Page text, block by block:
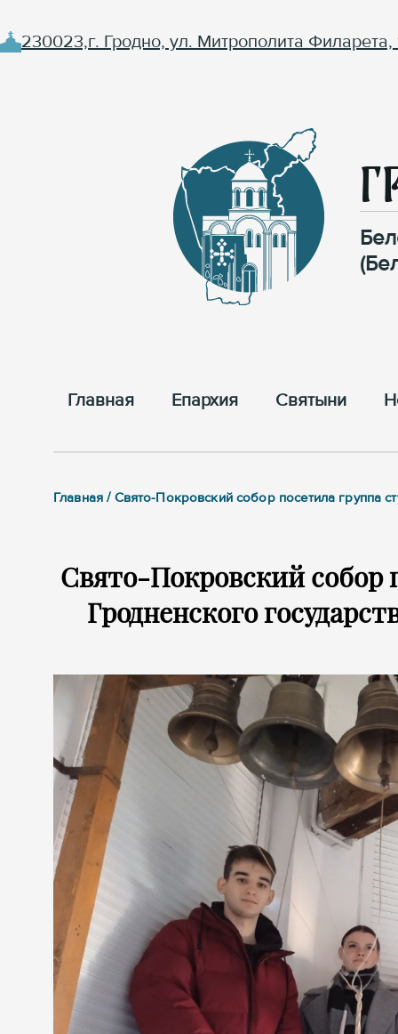
230023,г. Гродно, ул. Митрополита Филарета,
Главная Епархия Cвятыни
Главная / Свято-Покровский собор посетила группа
Свято-Покровский собор
Гродненского